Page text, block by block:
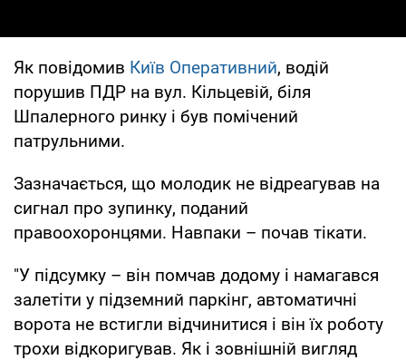
Як повідомив Київ Оперативний, водій
порушив ПДР на вул. Кільцевій, біля
Шпалерного ринку і був помічений
патрульними.
Зазначається, що молодик не відреагував на
сигнал про зупинку, поданий
правоохоронцями. Навпаки – почав тікати.
"У підсумку – він помчав додому і намагався
залетіти у підземний паркінг, автоматичні
ворота не встигли відчинитися і він їх роботу
трохи відкоригував. Як і зовнішній вигляд